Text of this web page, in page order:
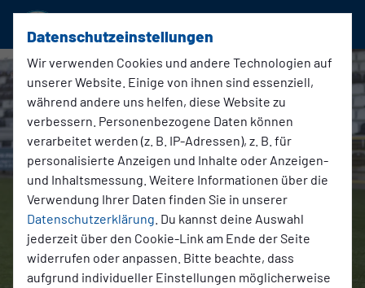
Datenschutzeinstellungen
Wir verwenden Cookies und andere Technologien auf
unserer Website. Einige von ihnen sind essenziell,
während andere uns helfen, diese Website zu
verbessern. Personenbezogene Daten können
verarbeitet werden (z. B. IP-Adressen), z. B. für
personalisierte Anzeigen und Inhalte oder Anzeigen-
und Inhaltsmessung. Weitere Informationen über die
Verwendung Ihrer Daten finden Sie in unserer
Datenschutzerklärung . Du kannst deine Auswahl
jederzeit über den Cookie-Link am Ende der Seite
widerrufen oder anpassen. Bitte beachte, dass
aufgrund individueller Einstellungen möglicherweise